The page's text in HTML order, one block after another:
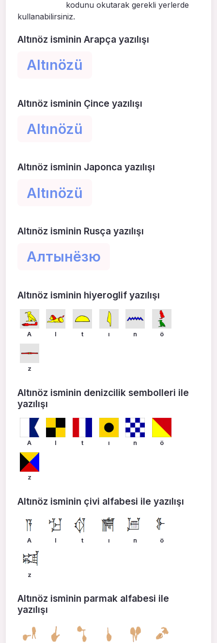
kodunu okutarak gerekli yerlerde
kullanabilirsiniz.
Altınöz isminin Arapça yazılışı
Altınözü
Altınöz isminin Çince yazılışı
Altınözü
Altınöz isminin Japonca yazılışı
Altınözü
Altınöz isminin Rusça yazılışı
Алтынёзю
Altınöz isminin hiyeroglif yazılışı
A l t ı n ö
z
Altınöz isminin denizcilik sembolleri ile
yazılışı
A l t ı n ö
z
Altınöz isminin çivi alfabesi ile yazılışı
A l t ı n ö
z
Altınöz isminin parmak alfabesi ile
yazılışı